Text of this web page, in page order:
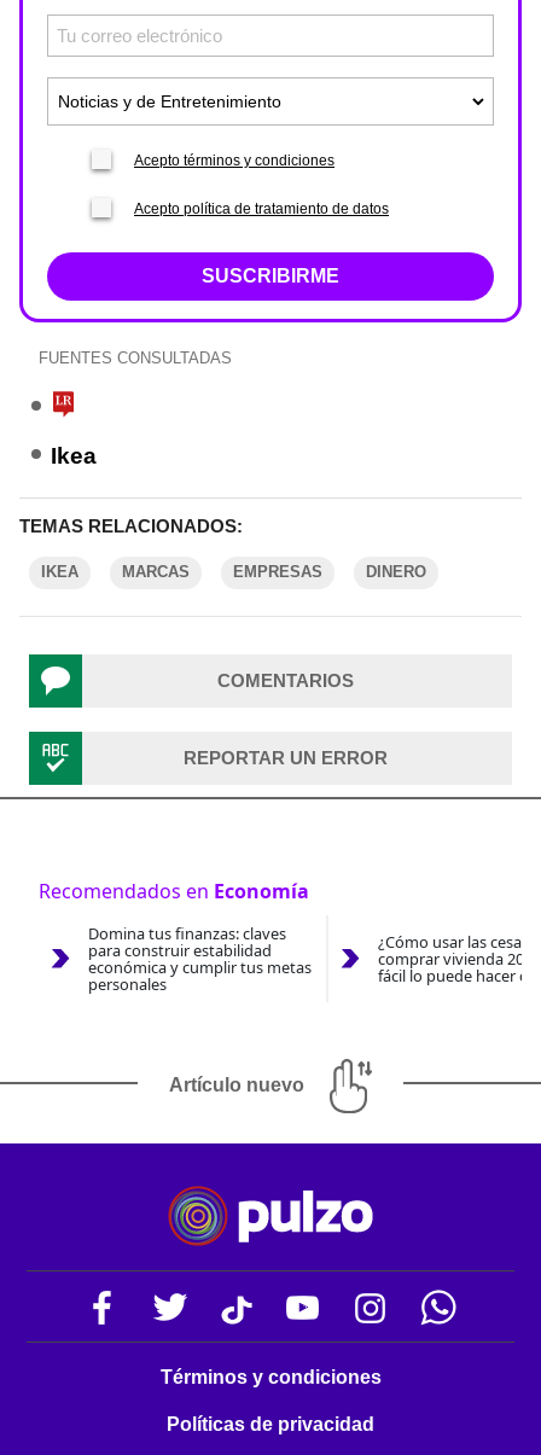
Acepto términos y condiciones
Acepto política de tratamiento de datos
SUSCRIBIRME
FUENTES CONSULTADAS
Ikea
TEMAS RELACIONADOS:
IKEA MARCAS EMPRESAS DINERO
COMENTARIOS
REPORTAR UN ERROR
Recomendados en Economía
Domina tus finanzas: claves
para construir estabilidad
económica y cumplir tus metas
personales
¿Cómo usar las
comprar vivienda
fácil lo puede hacer
Artículo nuevo
Términos y condiciones
Políticas de privacidad